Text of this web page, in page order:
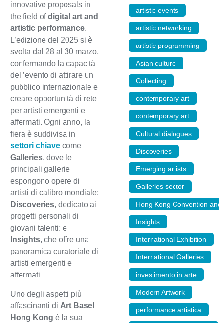
innovative proposals in
the field ofdigital art and
artistic performance.
L’edizione del 2025 si è
svolta dal 28 al 30 marzo,
confermando la capacità
dell’evento di attirare un
pubblico internazionale e
creare opportunità di rete
per artisti emergenti e
affermati. Ogni anno, la
fiera è suddivisa in
settori chiave come
Galleries, dove le
principali gallerie
espongono opere di
artisti di calibro mondiale;
Discoveries, dedicato ai
progetti personali di
giovani talenti; e
Insights, che offre una
panoramica curatoriale di
artisti emergenti e
affermati.
Uno degli aspetti più
affascinanti di Art Basel
Hong Kong è la sua
artistic events
artistic networking
artistic programming
Asian culture
Collecting
contemporary art
contemporary art
Cultural dialogues
Discoveries
Emerging artists
Galleries sector
Hong Kong Convention
Insights
International Exhibition
International Galleries
investimento in arte
Modern Artwork
performance artistica